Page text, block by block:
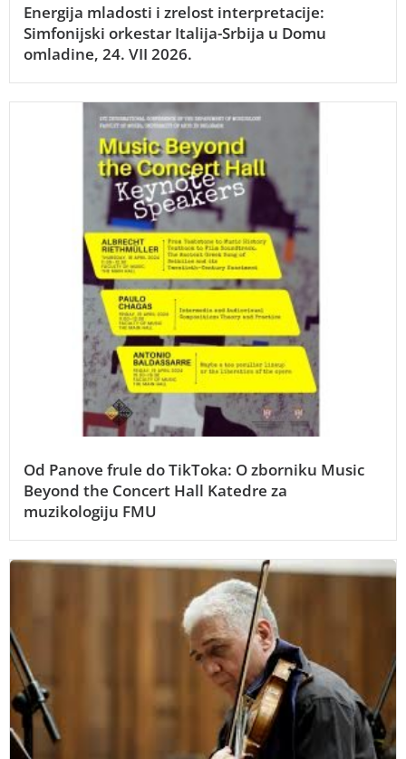
Energija mladosti i zrelost interpretacije:
Simfonijski orkestar Italija-Srbija u Domu
omladine, 24. VII 2026.
Od Panove frule do TikToka: O zborniku Music
Beyond the Concert Hall Katedre za
muzikologiju FMU